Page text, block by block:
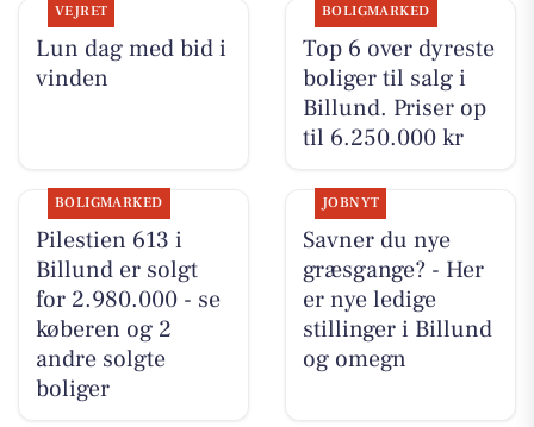
VEJRET
Lun dag med bid i
vinden
BOLIGMARKED
Top 6 over dyreste
boliger til salg i
Billund. Priser op
til 6.250.000 kr
BOLIGMARKED
Pilestien 613 i
Billund er solgt
for 2.980.000 - se
køberen og 2
andre solgte
boliger
JOBNYT
Savner du nye
græsgange? - Her
er nye ledige
stillinger i Billund
og omegn